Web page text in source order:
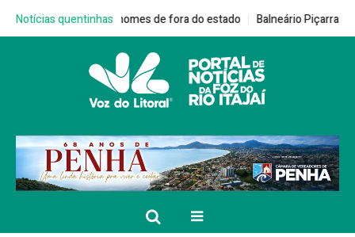
Notícias quentinhas
outros dois nomes de fora do estado Balneário Piçarras terá Dia D